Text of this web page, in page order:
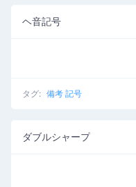
ヘ音記号
タグ: 備考 記号
ダブルシャープ